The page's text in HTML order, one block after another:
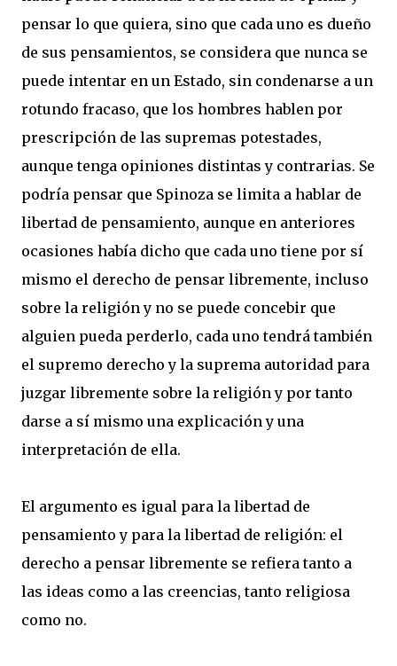
pensar lo que quiera, sino que cada uno es dueño
de sus pensamientos, se considera que nunca se
puede intentar en un Estado, sin condenarse a un
rotundo fracaso, que los hombres hablen por
prescripción de las supremas potestades,
aunque tenga opiniones distintas y contrarias. Se
podría pensar que Spinoza se limita a hablar de
libertad de pensamiento, aunque en anteriores
ocasiones había dicho que cada uno tiene por sí
mismo el derecho de pensar libremente, incluso
sobre la religión y no se puede concebir que
alguien pueda perderlo, cada uno tendrá también
el supremo derecho y la suprema autoridad para
juzgar libremente sobre la religión y por tanto
darse a sí mismo una explicación y una
interpretación de ella.
El argumento es igual para la libertad de
pensamiento y para la libertad de religión: el
derecho a pensar libremente se refiera tanto a
las ideas como a las creencias, tanto religiosa
como no.